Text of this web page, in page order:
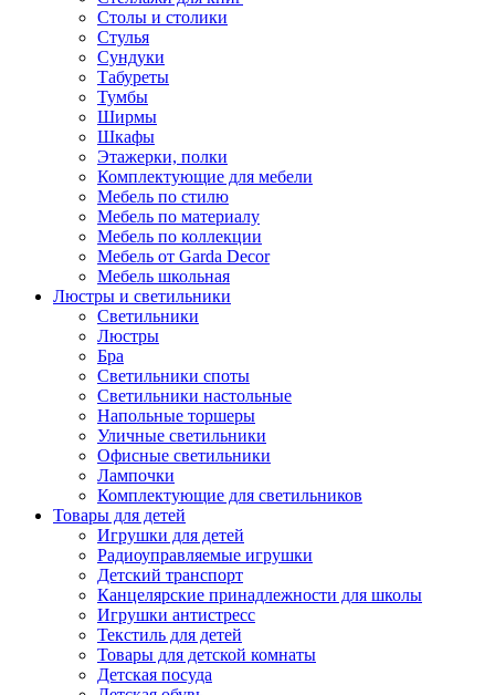
Столы и столики
Стулья
Сундуки
Табуреты
Тумбы
Ширмы
Шкафы
Этажерки, полки
Комплектующие для мебели
Мебель по стилю
Мебель по материалу
Мебель по коллекции
Мебель от Garda Decor
Мебель школьная
Люстры и светильники
Светильники
Люстры
Бра
Светильники споты
Светильники настольные
Напольные торшеры
Уличные светильники
Офисные светильники
Лампочки
Комплектующие для светильников
Товары для детей
Игрушки для детей
Радиоуправляемые игрушки
Детский транспорт
Канцелярские принадлежности для школы
Игрушки антистресс
Текстиль для детей
Товары для детской комнаты
Детская посуда